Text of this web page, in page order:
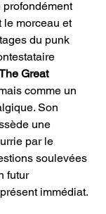
profondément
le morceau et
du punk
Great
comme un
Son
une
par le
soulevées
futur
immédiat.